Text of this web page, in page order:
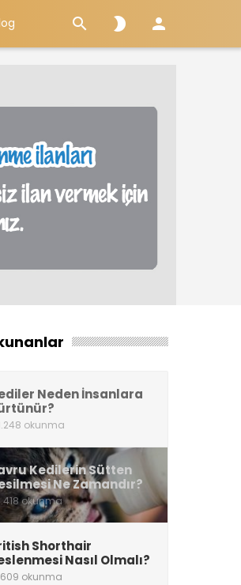
  
Neden İnsanlara
okunma
Kedilerin Sütten
Ne Zamandır?
okunma
Shorthair
Nasıl Olmalı?
okunma